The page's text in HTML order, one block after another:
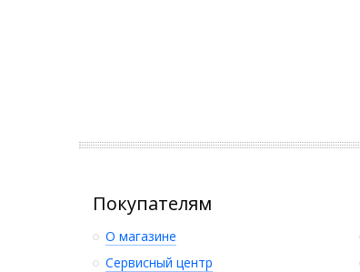
Покупателям
О магазине
Сервисный центр